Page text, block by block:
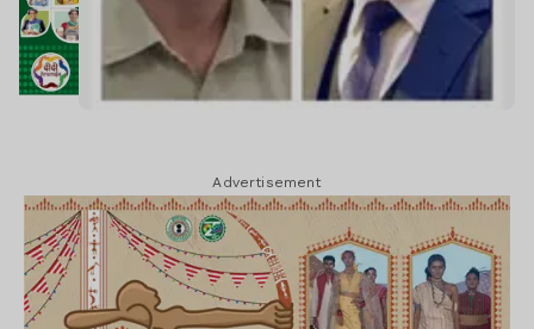
Advertisement